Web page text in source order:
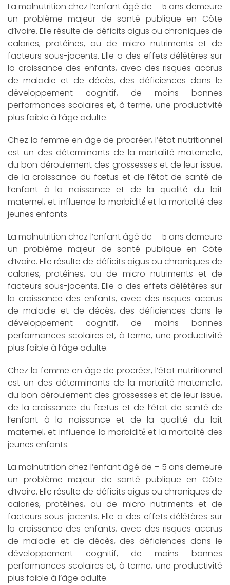
La malnutrition chez l’enfant âgé de – 5 ans demeure
un problème majeur de santé publique en Côte
d’Ivoire. Elle résulte de déficits aigus ou chroniques de
calories, protéines, ou de micro nutriments et de
facteurs sous-jacents. Elle a des effets délétères sur
la croissance des enfants, avec des risques accrus
de maladie et de décès, des déficiences dans le
développement cognitif, de moins bonnes
performances scolaires et, à terme, une productivité
plus faible à l’âge adulte.
Chez la femme en âge de procréer, l’état nutritionnel
est un des déterminants de la mortalité maternelle,
du bon déroulement des grossesses et de leur issue,
de la croissance du fœtus et de l’état de santé de
l’enfant à la naissance et de la qualité du lait
maternel, et influence la morbidité́ et la mortalité des
jeunes enfants.
La malnutrition chez l’enfant âgé de – 5 ans demeure
un problème majeur de santé publique en Côte
d’Ivoire. Elle résulte de déficits aigus ou chroniques de
calories, protéines, ou de micro nutriments et de
facteurs sous-jacents. Elle a des effets délétères sur
la croissance des enfants, avec des risques accrus
de maladie et de décès, des déficiences dans le
développement cognitif, de moins bonnes
performances scolaires et, à terme, une productivité
plus faible à l’âge adulte.
Chez la femme en âge de procréer, l’état nutritionnel
est un des déterminants de la mortalité maternelle,
du bon déroulement des grossesses et de leur issue,
de la croissance du fœtus et de l’état de santé de
l’enfant à la naissance et de la qualité du lait
maternel, et influence la morbidité́ et la mortalité des
jeunes enfants.
La malnutrition chez l’enfant âgé de – 5 ans demeure
un problème majeur de santé publique en Côte
d’Ivoire. Elle résulte de déficits aigus ou chroniques de
calories, protéines, ou de micro nutriments et de
facteurs sous-jacents. Elle a des effets délétères sur
la croissance des enfants, avec des risques accrus
de maladie et de décès, des déficiences dans le
développement cognitif, de moins bonnes
performances scolaires et, à terme, une productivité
plus faible à l’âge adulte.